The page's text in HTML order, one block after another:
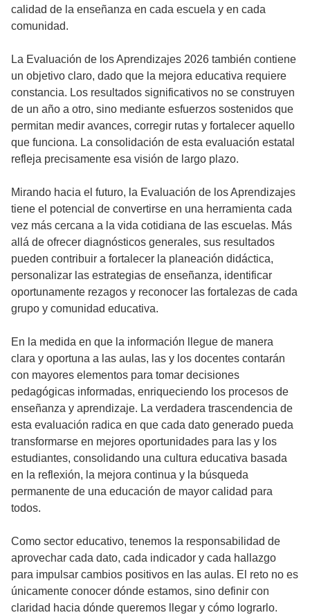
calidad de la enseñanza en cada escuela y en cada
comunidad.
La Evaluación de los Aprendizajes 2026 también contiene
un objetivo claro, dado que la mejora educativa requiere
constancia. Los resultados significativos no se construyen
de un año a otro, sino mediante esfuerzos sostenidos que
permitan medir avances, corregir rutas y fortalecer aquello
que funciona. La consolidación de esta evaluación estatal
refleja precisamente esa visión de largo plazo.
Mirando hacia el futuro, la Evaluación de los Aprendizajes
tiene el potencial de convertirse en una herramienta cada
vez más cercana a la vida cotidiana de las escuelas. Más
allá de ofrecer diagnósticos generales, sus resultados
pueden contribuir a fortalecer la planeación didáctica,
personalizar las estrategias de enseñanza, identificar
oportunamente rezagos y reconocer las fortalezas de cada
grupo y comunidad educativa.
En la medida en que la información llegue de manera
clara y oportuna a las aulas, las y los docentes contarán
con mayores elementos para tomar decisiones
pedagógicas informadas, enriqueciendo los procesos de
enseñanza y aprendizaje. La verdadera trascendencia de
esta evaluación radica en que cada dato generado pueda
transformarse en mejores oportunidades para las y los
estudiantes, consolidando una cultura educativa basada
en la reflexión, la mejora continua y la búsqueda
permanente de una educación de mayor calidad para
todos.
Como sector educativo, tenemos la responsabilidad de
aprovechar cada dato, cada indicador y cada hallazgo
para impulsar cambios positivos en las aulas. El reto no es
únicamente conocer dónde estamos, sino definir con
claridad hacia dónde queremos llegar y cómo lograrlo.